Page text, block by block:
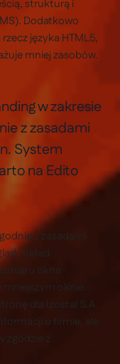
strukturą i
Dodatkowo
języka HTML5,
mniej zasobów.
w zakresie
z zasadami
System
na Edito
z zasadami
i układ
okna
oknie
dla Izostal S.A.
o firmie, ale
zgodzie z